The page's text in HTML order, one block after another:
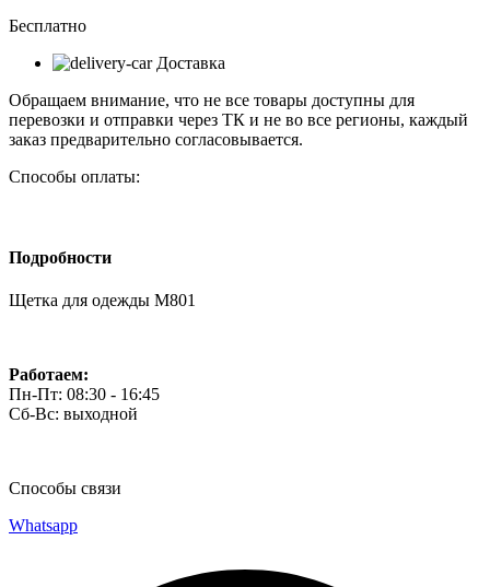
Бесплатно
Доставка
Обращаем внимание, что не все товары доступны для
перевозки и отправки через ТК и не во все регионы, каждый
заказ предварительно согласовывается.
Способы оплаты:
Подробности
Щетка для одежды М801
Работаем:
Пн-Пт: 08:30 - 16:45
Сб-Вс: выходной
Способы связи
Whatsapp